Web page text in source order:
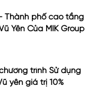
Thành phố cao tầng
Yên Của MIK Group
trình Sử dụng
yên giá trị 10%